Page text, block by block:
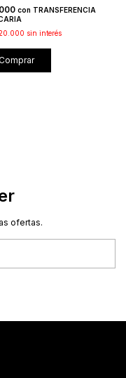
con TRANSFERENCIA
sin interés
ofertas.